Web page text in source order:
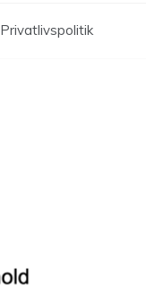
Privatlivspolitik